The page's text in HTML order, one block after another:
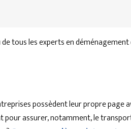
tous les experts en
possèdent leur propre
assurer, notamment, le